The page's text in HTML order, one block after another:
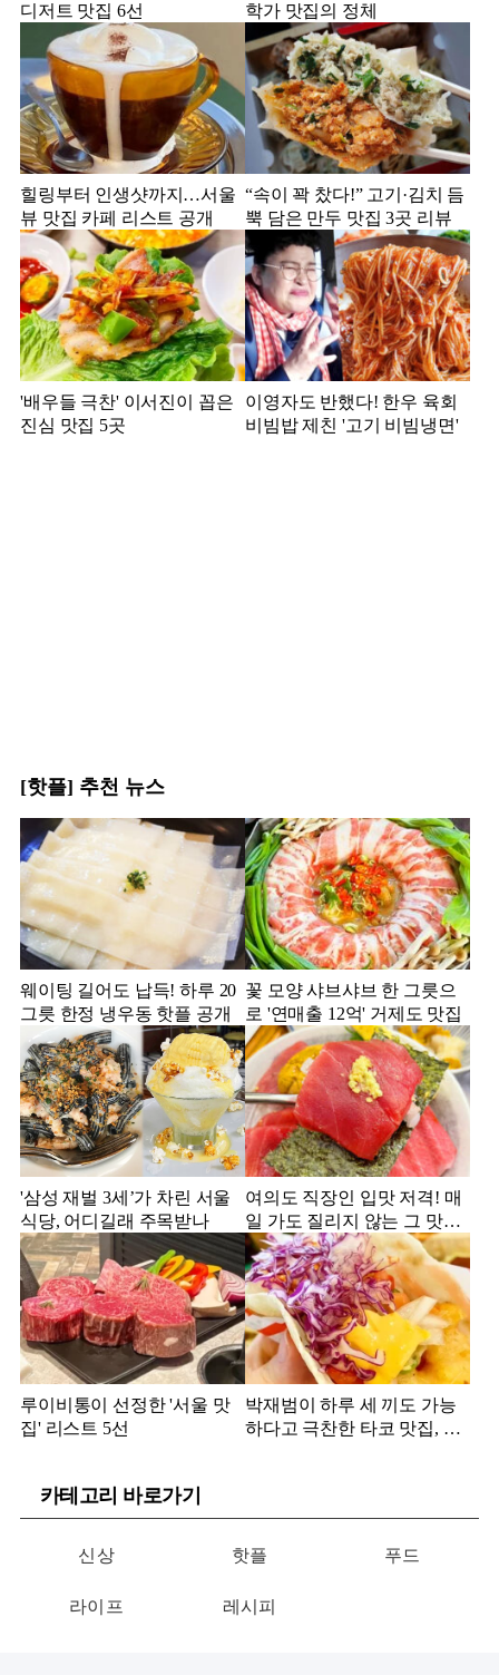
디저트 맛집 6선
학가 맛집의 정체
힐링부터 인생샷까지…서울
뷰 맛집 카페 리스트 공개
“속이 꽉 찼다!” 고기·김치 듬
뿍 담은 만두 맛집 3곳 리뷰
'배우들 극찬' 이서진이 꼽은
진심 맛집 5곳
이영자도 반했다! 한우 육회
비빔밥 제친 '고기 비빔냉면'
[핫플] 추천 뉴스
웨이팅 길어도 납득! 하루 20
그릇 한정 냉우동 핫플 공개
꽃 모양 샤브샤브 한 그릇으
로 '연매출 12억' 거제도 맛집
'삼성 재벌 3세’가 차린 서울
식당, 어디길래 주목받나
여의도 직장인 입맛 저격! 매
일 가도 질리지 않는 그 맛집
은?
루이비통이 선정한 '서울 맛
집' 리스트 5선
박재범이 하루 세 끼도 가능
하다고 극찬한 타코 맛집, 어
카테고리 바로가기
신상 핫플 푸드
라이프 레시피